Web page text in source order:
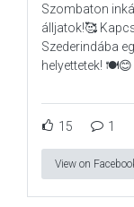
Szombaton
álljatok!🥰
Szederindába
helyettetek! 🍽️😊
15 1
View on